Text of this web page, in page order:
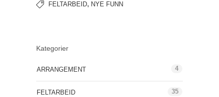
FELTARBEID, NYE FUNN
Kategorier
ARRANGEMENT 4
FELTARBEID 35